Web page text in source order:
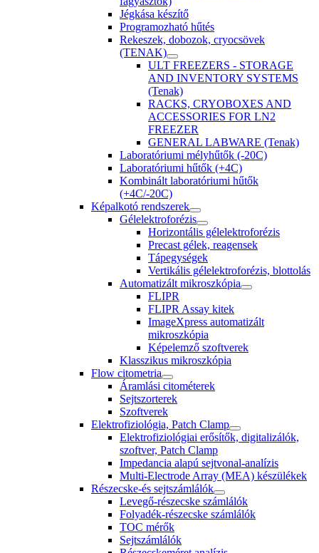
Jégkása készítő
Programozható hűtés
Rekeszek, dobozok, cryocsövek
(TENAK)
ULT FREEZERS - STORAGE
AND INVENTORY SYSTEMS
(Tenak)
RACKS, CRYOBOXES AND
ACCESSORIES FOR LN2
FREEZER
GENERAL LABWARE (Tenak)
Laboratóriumi mélyhűtők (-20C)
Laboratóriumi hűtők (+4C)
Kombinált laboratóriumi hűtők
(+4C/-20C)
Képalkotó rendszerek
Gélelektroforézis
Horizontális gélelektroforézis
Precast gélek, reagensek
Tápegységek
Vertikális gélelektroforézis, blottolás
Automatizált mikroszkópia
FLIPR
FLIPR Assay kitek
ImageXpress automatizált
mikroszkópia
Képelemző szoftverek
Klasszikus mikroszkópia
Flow citometria
Áramlási citométerek
Sejtszorterek
Szoftverek
Elektrofiziológia, Patch Clamp
Elektrofiziológiai erősítők, digitalizálók,
szoftver, Patch Clamp
Impedancia alapú sejtvonal-analízis
Multi-Electrode Array (MEA) készülékek
Részecske-és sejtszámlálók
Levegő-részecske számlálók
Folyadék-részecske számlálók
TOC mérők
Sejtszámlálók